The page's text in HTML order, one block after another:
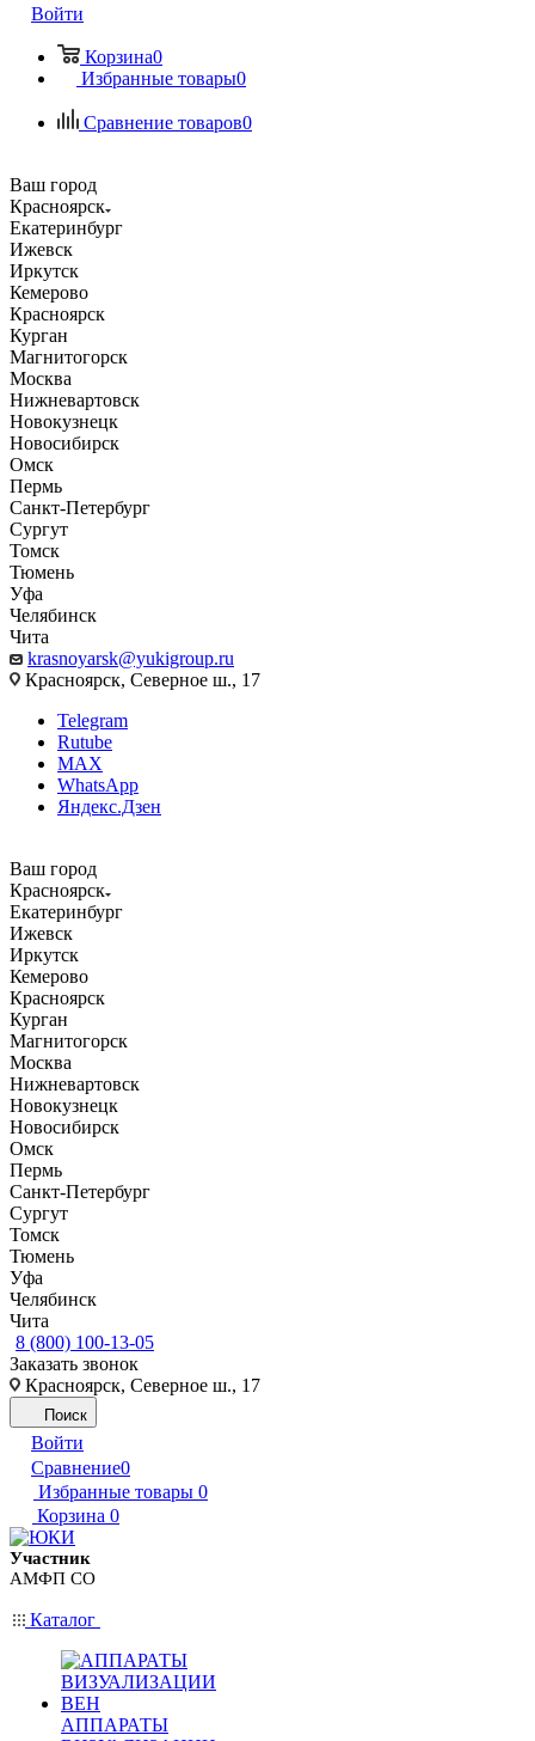
Войти
Корзина0
Избранные товары0
Сравнение товаров0
Ваш город
Красноярск
Екатеринбург
Ижевск
Иркутск
Кемерово
Красноярск
Курган
Магнитогорск
Москва
Нижневартовск
Новокузнецк
Новосибирск
Омск
Пермь
Санкт-Петербург
Сургут
Томск
Тюмень
Уфа
Челябинск
Чита
krasnoyarsk@yukigroup.ru
Красноярск, Северное ш., 17
Telegram
Rutube
MAX
WhatsApp
Яндекс.Дзен
Ваш город
Красноярск
Екатеринбург
Ижевск
Иркутск
Кемерово
Красноярск
Курган
Магнитогорск
Москва
Нижневартовск
Новокузнецк
Новосибирск
Омск
Пермь
Санкт-Петербург
Сургут
Томск
Тюмень
Уфа
Челябинск
Чита
8 (800) 100-13-05
Заказать звонок
Красноярск, Северное ш., 17
Поиск
Войти
Сравнение0
Избранные товары 0
Корзина 0
Участник
АМФП СО
Каталог
АППАРАТЫ